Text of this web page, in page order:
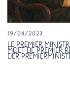
19/04/2023
LE PREMIER
MOET DE PREMIER
DER